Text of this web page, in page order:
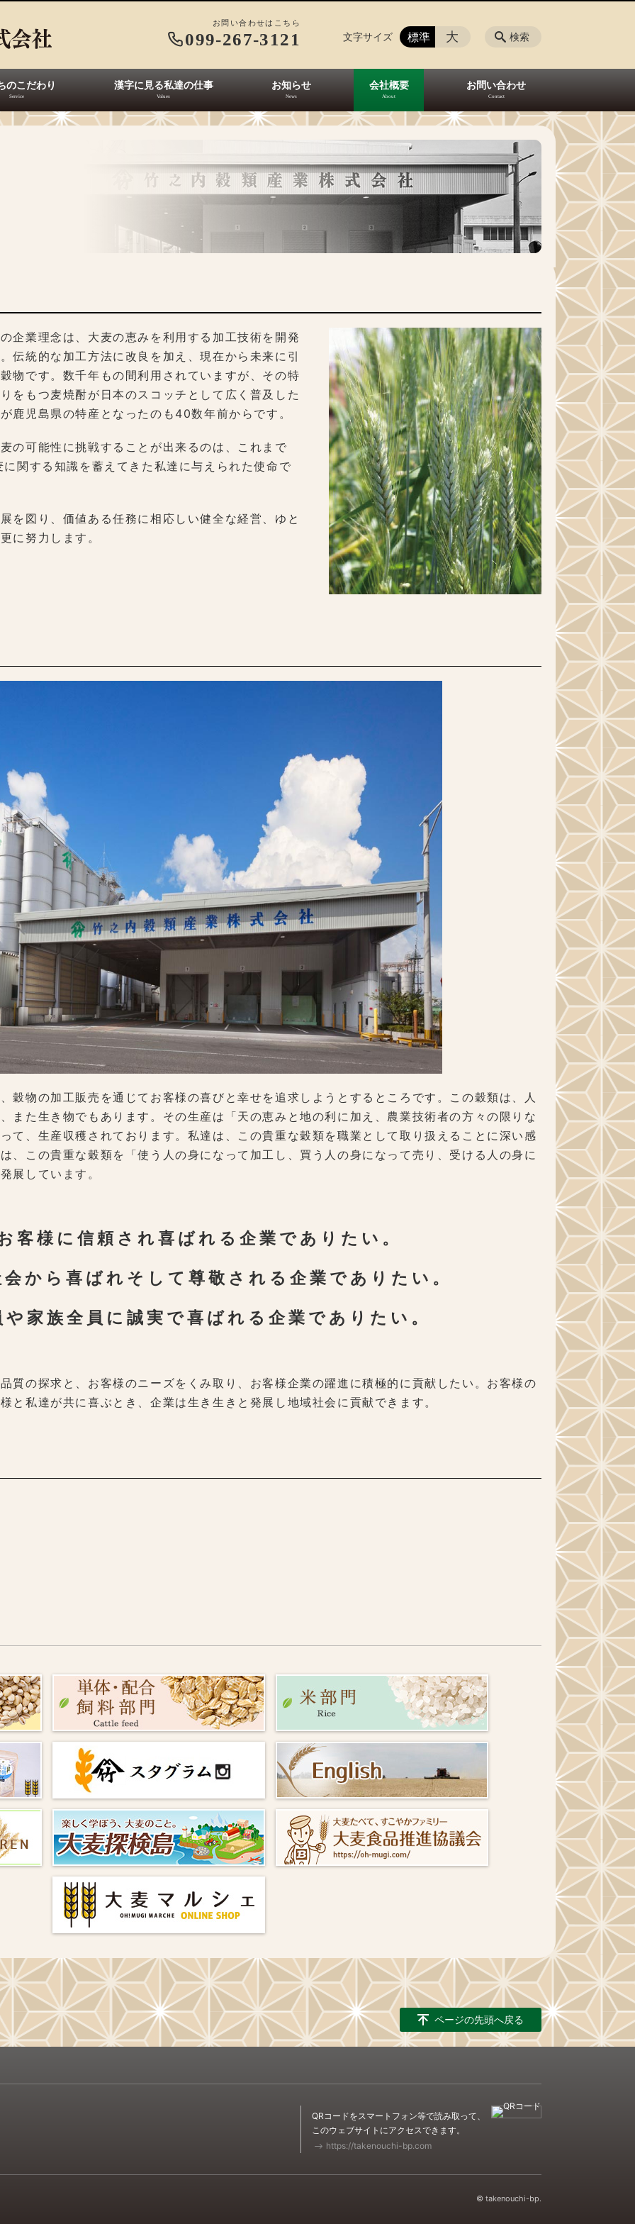
のこだわり 漢字に見る私達の仕事 お知らせ 会社概要 お問い合わせ
お問い合わせはこちら
099-267-3121 検索
文字サイズ 標準 大
企業理念は、大麦の恵みを利用する加工技術を開発
伝統的な加工方法に改良を加え、現在から未来に引
物です。数千年もの間利用されていますが、その特
をもつ麦焼酎が日本のスコッチとして広く普及した
鹿児島県の特産となったのも40数年前からです。
の可能性に挑戦することが出来るのは、これまで
関する知識を蓄えてきた私達に与えられた使命で
を図り、価値ある任務に相応しい健全な経営、ゆと
に努力します。
穀物の加工販売を通じてお客様の喜びと幸せを追求しようとするところです。この穀類は、人
また生き物でもあります。その生産は「天の恵みと地の利に加え、農業技術者の方々の限りな
て、生産収穫されております。私達は、この貴重な穀類を職業として取り扱えることに深い感
、この貴重な穀類を「使う人の身になって加工し、買う人の身になって売り、受ける人の身に
展しています。
客様に信頼され喜ばれる企業でありたい。
から喜ばれそして尊敬される企業でありたい。
家族全員に誠実で喜ばれる企業でありたい。
質の探求と、お客様のニーズをくみ取り、お客様企業の躍進に積極的に貢献したい。お客様の
と私達が共に喜ぶとき、企業は生き生きと発展し地域社会に貢献できます。
ページの先頭へ戻る
QRコードをスマートフォン等で読み取って、
このウェブサイトにアクセスできます。
https://takenouchi-bp.com
© takenouchi-bp.